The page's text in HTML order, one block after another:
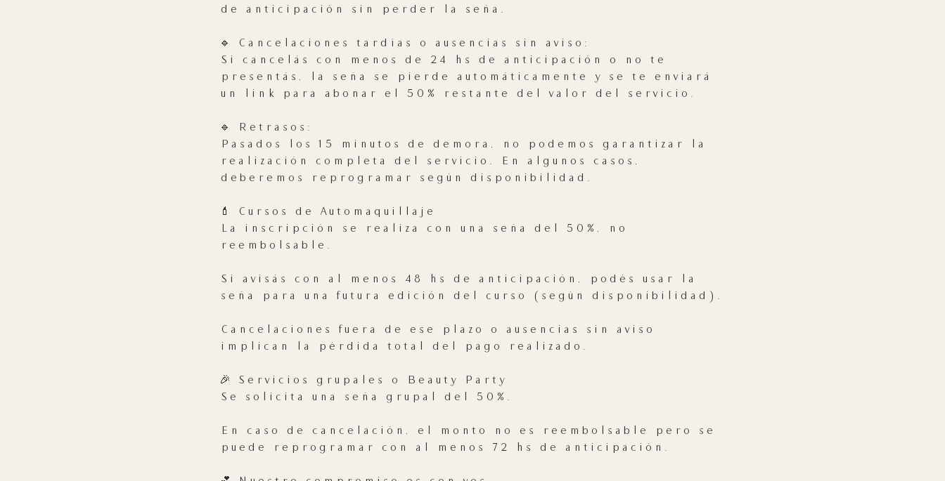
de anticipación sin perder la seña.
🔹 Cancelaciones tardías o ausencias sin aviso:
Si cancelás con menos de 24 hs de anticipación o no te
presentás, la seña se pierde automáticamente y se te enviará
un link para abonar el 50% restante del valor del servicio.
🔹 Retrasos:
Pasados los 15 minutos de demora, no podemos garantizar la
realización completa del servicio. En algunos casos,
deberemos reprogramar según disponibilidad.
💄 Cursos de Automaquillaje
La inscripción se realiza con una seña del 50%, no
reembolsable.
Si avisás con al menos 48 hs de anticipación, podés usar la
seña para una futura edición del curso (según disponibilidad).
Cancelaciones fuera de ese plazo o ausencias sin aviso
implican la pérdida total del pago realizado.
🎉 Servicios grupales o Beauty Party
Se solicita una seña grupal del 50%.
En caso de cancelación, el monto no es reembolsable pero se
puede reprogramar con al menos 72 hs de anticipación.